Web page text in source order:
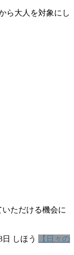
ら大人を対象にし
ただける機会に
しほう
【日々の